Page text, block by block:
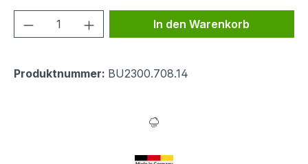
Produkt Anzahl: Gib denIn den Warenkorb
Produktnummer: BU2300.708.14